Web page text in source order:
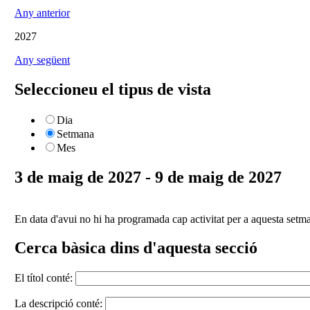
Any anterior
2027
Any següent
Seleccioneu el tipus de vista
Dia
Setmana
Mes
3 de maig de 2027 - 9 de maig de 2027
En data d'avui no hi ha programada cap activitat per a aquesta
Cerca bàsica dins d'aquesta secció
El títol conté:
La descripció conté: